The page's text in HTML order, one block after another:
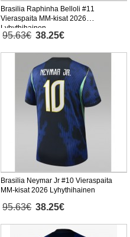
Brasilia Raphinha Belloli #11
Vieraspaita MM-kisat 2026
Lyhythihainen
95.63€ 38.25€
Brasilia Neymar Jr #10 Vieraspaita
MM-kisat 2026 Lyhythihainen
95.63€ 38.25€